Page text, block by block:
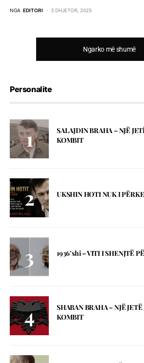
NGA EDITORI 3 DHJETOR, 2025
Ngarko më shumë
Personalite
SALAJDIN BRAHA – NJЁ
KOMBIT
UKSHIN HOTI NUK I
1936’shi – VITI I SHENJTЁ
SHABAN BRAHA – NJЁ
KOMBIT